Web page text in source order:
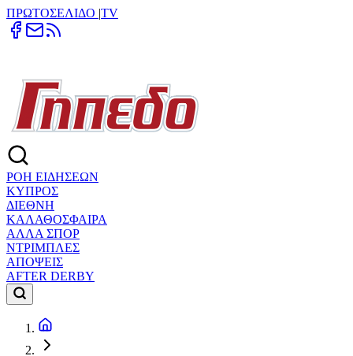
ΠΡΩΤΟΣΕΛΙΔΟ |TV
ΡΟΗ ΕΙΔΗΣΕΩΝ
ΚΥΠΡΟΣ
ΔΙΕΘΝΗ
ΚΑΛΑΘΟΣΦΑΙΡΑ
ΑΛΛΑ ΣΠΟΡ
ΝΤΡΙΜΠΛΕΣ
ΑΠΟΨΕΙΣ
AFTER DERBY